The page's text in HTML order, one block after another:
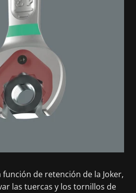
función de retención de la Joker,
las tuercas y los tornillos de